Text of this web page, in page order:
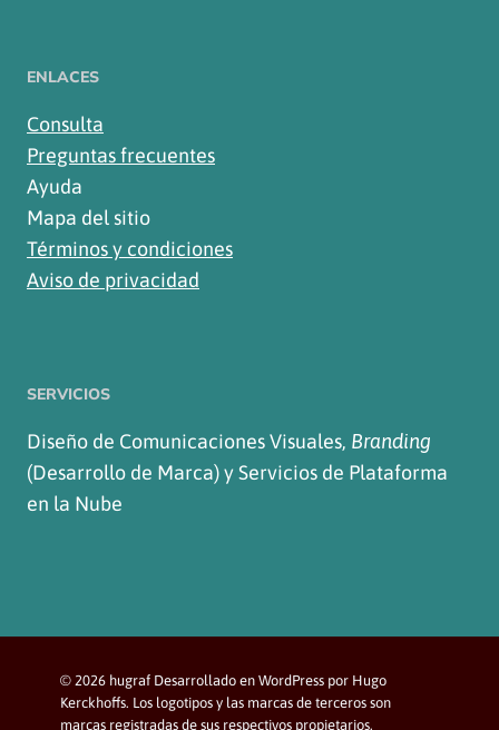
ENLACES
Consulta
Preguntas frecuentes
Ayuda
Mapa del sitio
Términos y condiciones
Aviso de privacidad
SERVICIOS
Diseño de Comunicaciones Visuales, Branding
(Desarrollo de Marca) y Servicios de Plataforma
en la Nube
© 2026 hugraf Desarrollado en WordPress por Hugo
Kerckhoffs. Los logotipos y las marcas de terceros son
marcas registradas de sus respectivos propietarios.